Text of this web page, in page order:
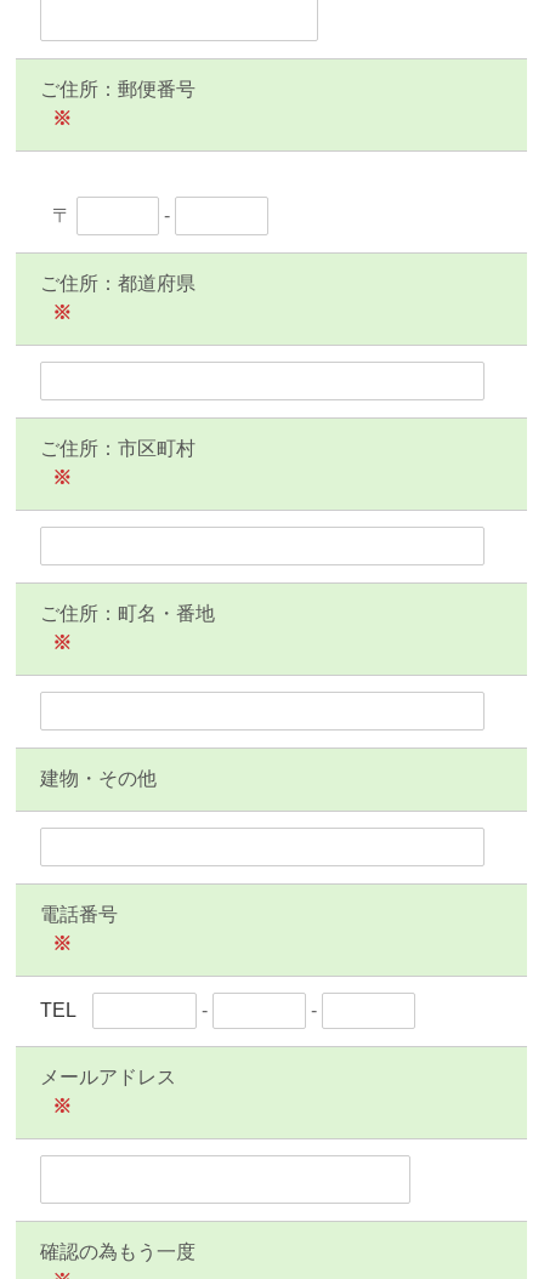
ご住所：郵便番号
※
〒 -
ご住所：都道府県
※
ご住所：市区町村
※
ご住所：町名・番地
※
建物・その他
電話番号
※
TEL - -
メールアドレス
※
確認の為もう一度